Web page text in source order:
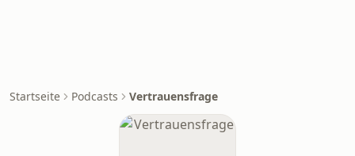
Startseite Podcasts Vertrauensfrage